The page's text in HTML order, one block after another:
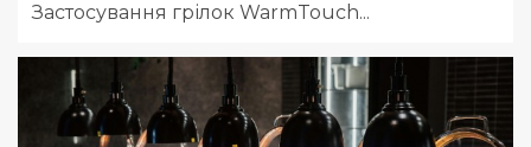
Застосування грілок WarmTouch...